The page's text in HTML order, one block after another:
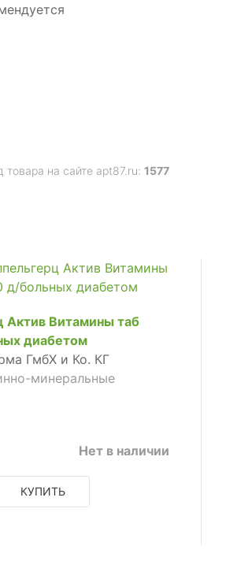
товара на сайте apt87.ru: 1577
Актив Витамины таб
диабетом
ГмбХ и Ко. КГ
минеральные
Нет в наличии
КУПИТЬ